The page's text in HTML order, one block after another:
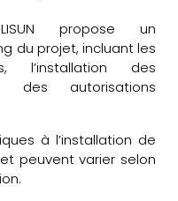
propose un
du projet, incluant les
l’installation des
des autorisations
à l’installation de
peuvent varier selon